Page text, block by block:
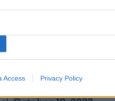
Access Privacy Policy
τρόπο. Ο σεβασμός
& της
της 🇬🇷 Εξ.